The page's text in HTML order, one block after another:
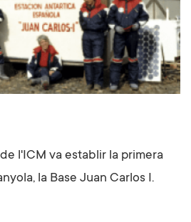
l'ICM va establir la primera
la Base Juan Carlos I.